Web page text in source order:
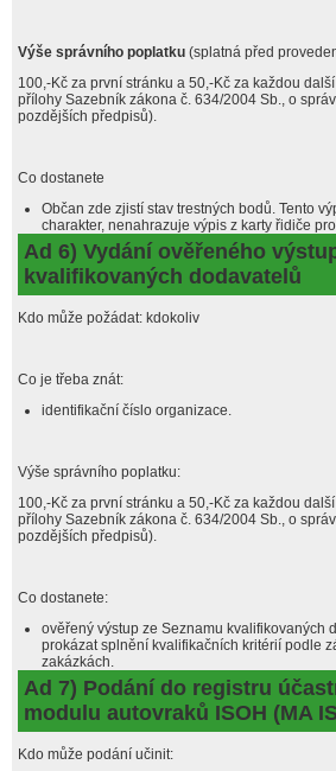
Výše správního poplatku (splatná před
100,-Kč za první stránku a 50,-Kč za každou
přílohy Sazebník zákona č. 634/2004 Sb., o
pozdějších předpisů).
Co dostanete
Občan zde zjistí stav trestných bodů. Tento
charakter, nenahrazuje výpis z karty řidiče
Ad 6) Vydání ověřeného
kvalifikovaných dodavatelů
Kdo může požádat: kdokoliv
Co je třeba znát:
identifikační číslo organizace.
Výše správního poplatku:
100,-Kč za první stránku a 50,-Kč za každou
přílohy Sazebník zákona č. 634/2004 Sb., o
pozdějších předpisů).
Co dostanete:
ověřený výstup ze Seznamu kvalifikovaných
prokázat splnění kvalifikačních kritérií podle
zakázkách.
Ad 7) Podání do registru
modulu autovraků ISOH (MA
Kdo může podání učinit: